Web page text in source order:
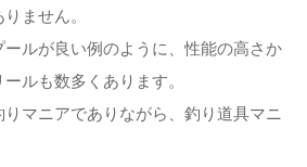
ません。
ールが良い例のように、性能の高さか
ルも数多くあります。
マニアでありながら、釣り道具マニ